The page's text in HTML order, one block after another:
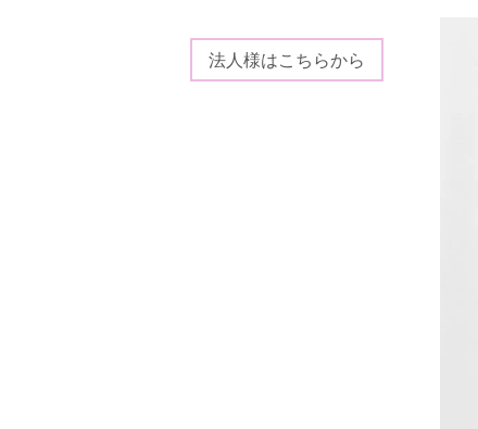
法人様はこちらから